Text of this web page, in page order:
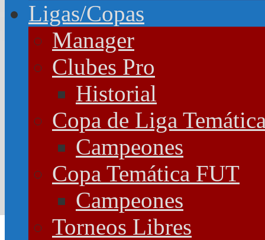
Ligas/Copas
Manager
Clubes Pro
Historial
Copa de Liga
Campeones
Copa Temática FUT
Campeones
Torneos Libres